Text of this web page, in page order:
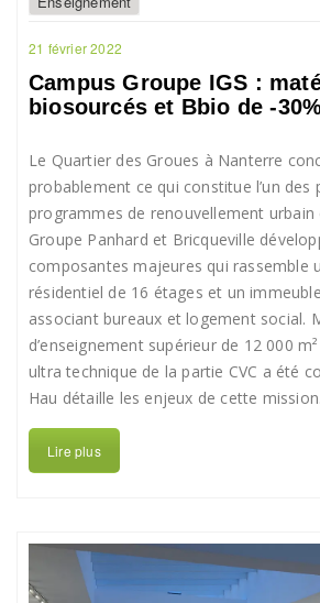
21 février 2022
Campus Groupe IGS :
biosourcés et Bbio de -
Le Quartier des Groues à Nanterre
probablement ce qui constitue l’un des
programmes de renouvellement urbain
Groupe Panhard et Bricqueville
composantes majeures qui rassemble
résidentiel de 16 étages et un
associant bureaux et logement social.
d’enseignement supérieur de 12 000
ultra technique de la partie CVC a été
Hau détaille les enjeux de cette mission.
Lire plus